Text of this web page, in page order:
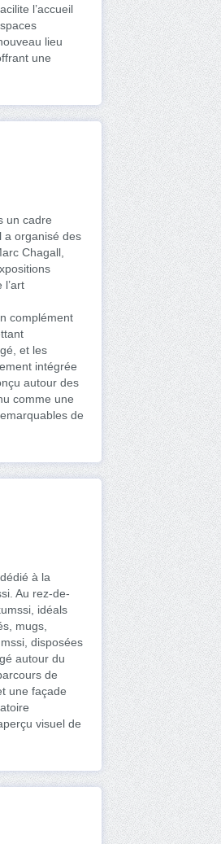
l’accueil
lieu
une
un cadre
a organisé des
Chagall,
complément
et les
intégrée
autour des
comme une
de
à la
Au rez-de-
idéals
mugs,
disposées
autour du
de
une façade
visuel de